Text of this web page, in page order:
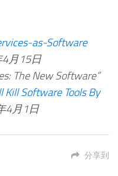
as-Software
月15日
The New Software”
Kill Software Tools By
4月1日
分享到